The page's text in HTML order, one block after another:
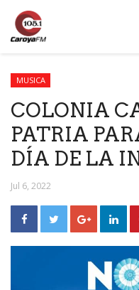
MUSICA
COLONIA
PATRIA
DÍA DE LA
Jul 6, 2022